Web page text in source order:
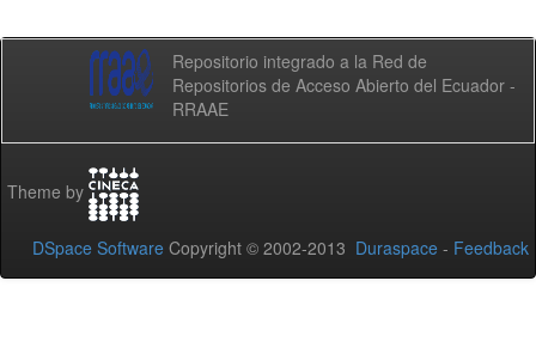
Repositorio integrado a la Red de
Repositorios de Acceso Abierto del Ecuador -
RRAAE
Theme by
DSpace Software Copyright © 2002-2013 Duraspace - Feedback